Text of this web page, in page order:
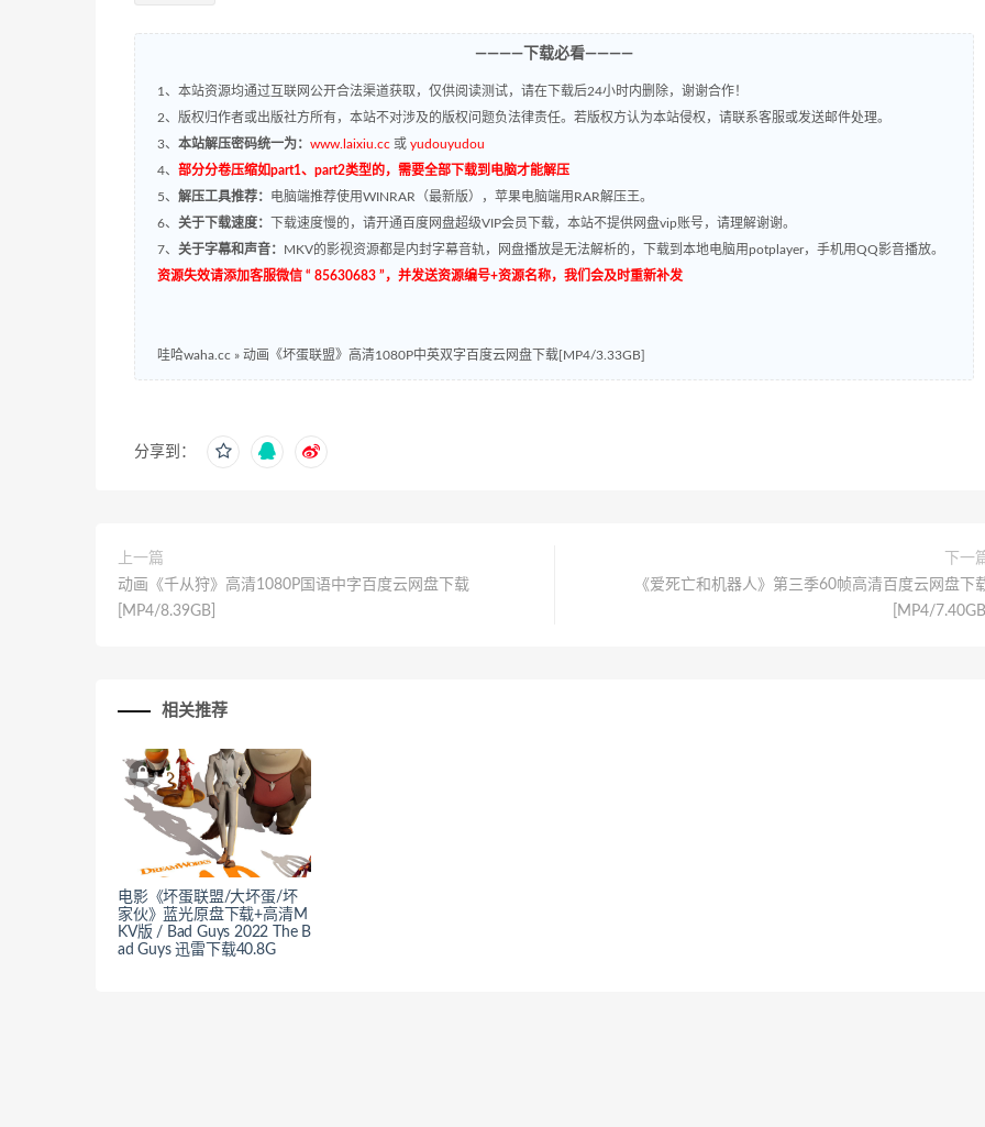
————下载必看————
1、本站资源均通过互联网公开合法渠道获取，仅供阅读测试，请在下载后24小时内删除，谢谢合作！
2、版权归作者或出版社方所有，本站不对涉及的版权问题负法律责任。若版权方认为本站侵权，请联系客服或发送邮件处理。
3、 本站解压密码统一为： www.laixiu.cc 或 yudouyudou
4、 部分分卷压缩如part1、part2类型的，需要全部下载到电脑才能解压
5、 解压工具推荐： 电脑端推荐使用WINRAR（最新版），苹果电脑端用RAR解压王。
6、 关于下载速度：
下载速度慢的，请开通百度网盘超级VIP会员下载，本站不提供网盘vip账号，请理解谢谢。
7、 关于字幕和声音： MKV的影视资源都是内封字幕音轨，网盘播放是无法解析的，下载到本地电脑用potplayer，手机用QQ影音播放。
资源失效请添加客服微信 “ 85630683 ”，并发送资源编号+资源名称，我们会及时重新补发
哇哈waha.cc » 动画《坏蛋联盟》高清1080P中英双字百度云网盘下载[MP4/3.33GB]
分享到：
上一篇
动画《千从狩》高清1080P国语中字百度云网盘下载
[MP4/8.39GB]
下一
《爱死亡和机器人》第三季60帧高清百度云网盘下
[MP4/
相关推荐
电影《坏蛋联盟/大坏蛋/坏
家伙》蓝光原盘下载+高清M
KV版 / Bad Guys 2022 The B
ad Guys 迅雷下载40.8G